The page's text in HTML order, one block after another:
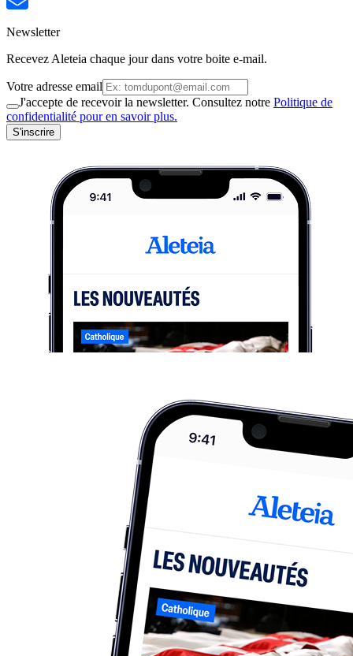
Newsletter
Recevez Aleteia chaque jour dans votre boite e-mail.
Votre adresse email
J'accepte de recevoir la newsletter. Consultez notre Politique de
confidentialité pour en savoir plus.
S'inscrire